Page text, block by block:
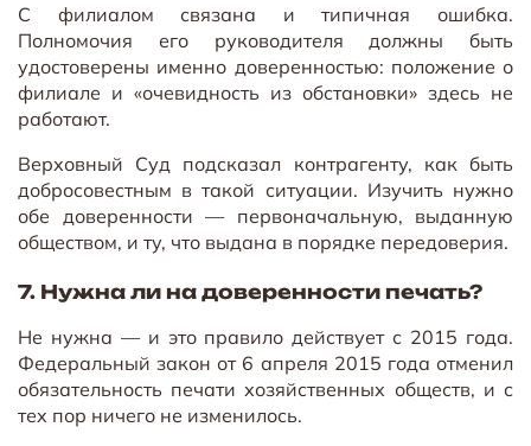
С филиалом связана и типичная ошибка.
Полномочия его руководителя должны быть
удостоверены именно доверенностью: положение о
филиале и «очевидность из обстановки» здесь не
работают.
Верховный Суд подсказал контрагенту, как быть
добросовестным в такой ситуации. Изучить нужно
обе доверенности — первоначальную, выданную
обществом, и ту, что выдана в порядке передоверия.
7. Нужна ли на доверенности печать?
Не нужна — и это правило действует с 2015 года.
Федеральный закон от 6 апреля 2015 года отменил
обязательность печати хозяйственных обществ, и с
тех пор ничего не изменилось.